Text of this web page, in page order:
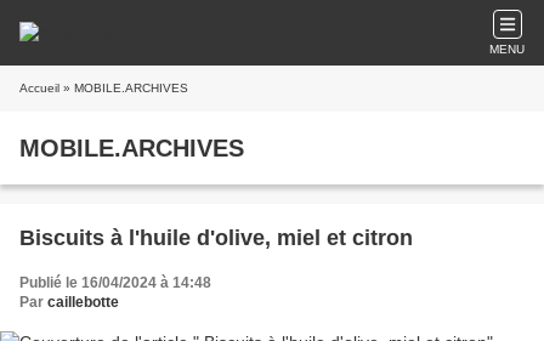
MENU
Accueil » MOBILE.ARCHIVES
MOBILE.ARCHIVES
Biscuits à l'huile d'olive, miel et citron
Publié le 16/04/2024 à 14:48
Par caillebotte